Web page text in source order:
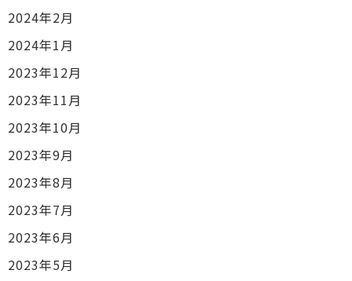
2024年2月
2024年1月
2023年12月
2023年11月
2023年10月
2023年9月
2023年8月
2023年7月
2023年6月
2023年5月